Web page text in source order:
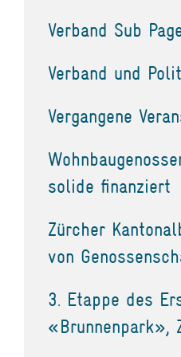
Verband Sub
Verband und
Vergangene
solide finanziert
Zürcher
von
3. Etappe des
«Brunnenpark»,